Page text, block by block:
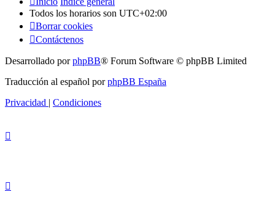
Todos los horarios son UTC+02:00
Borrar cookies
Contáctenos
Desarrollado porphpBB® Forum Software © phpBB Limited
Traducción al español porphpBB España
Privacidad | Condiciones